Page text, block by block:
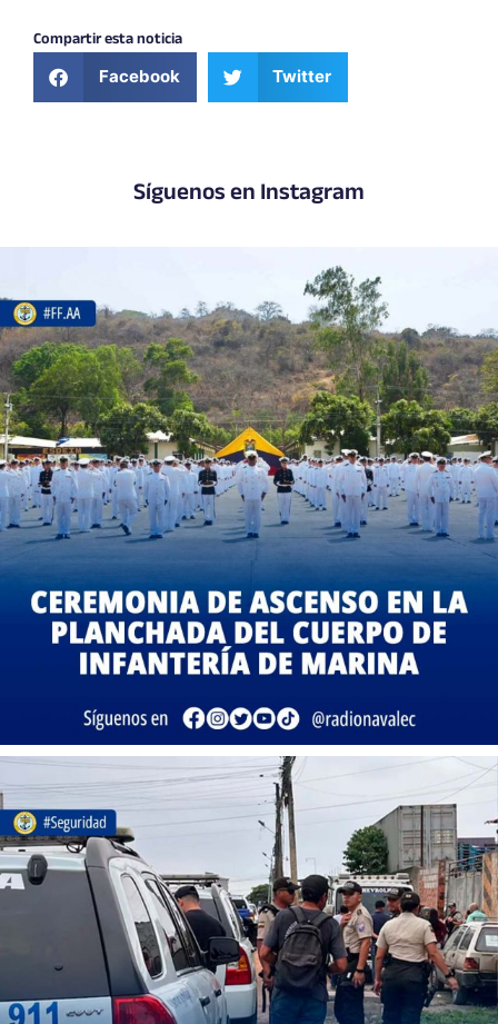
Compartir esta noticia
Facebook Twitter
Síguenos en Instagram